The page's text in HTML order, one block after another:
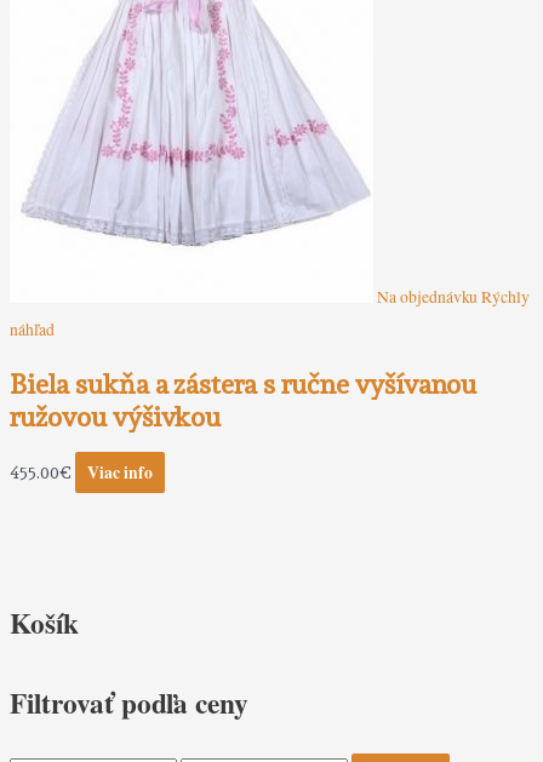
Košík
Filtrovať podľa ceny
Na objednávkuRýchly
náhľad
Biela sukňa a zástera s ručne vyšívanou
ružovou výšivkou
455.00€ Viac info